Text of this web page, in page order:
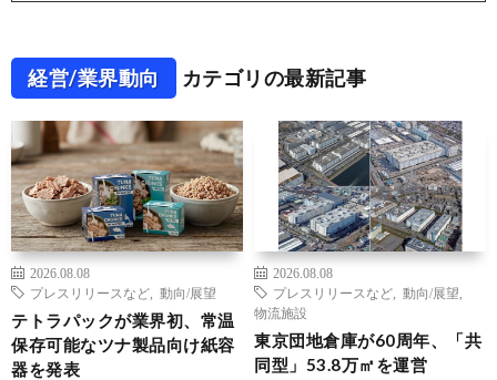
経営/業界動向 カテゴリの最新記事
2026.08.08
プレスリリースなど
動向/展望
テトラパックが業界初、常温
保存可能なツナ製品向け紙容
器を発表
2026.08.08
プレスリリースなど
動向/展望
物流施設
東京団地倉庫が60周年、「共
同型」53.8万㎡を運営